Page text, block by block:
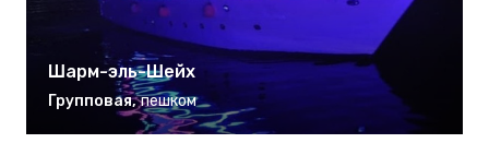
Шарм-эль-Шейх
Групповая, пешком